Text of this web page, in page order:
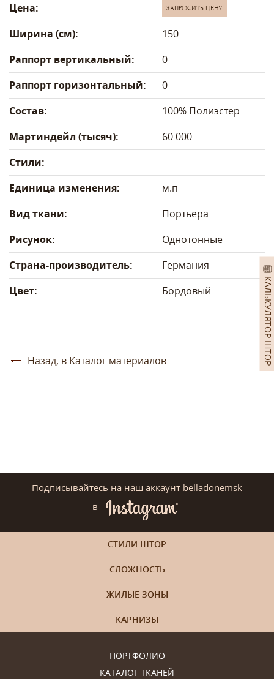
КАЛЬКУЛЯТОР ШТОР
Цена: ЗАПРОСИТЬ ЦЕНУ
Ширина (см):
150
Раппорт вертикальный:
0
Раппорт горизонтальный:
0
Состав:
100% Полиэстер
Мартиндейл (тысяч):
60 000
Стили:
Единица изменения:
м.п
Вид ткани:
Портьера
Рисунок:
Однотонные
Страна-производитель:
Германия
Цвет:
Бордовый
Назад, в Каталог материалов
Подписывайтесь на наш аккаунт belladonemsk
в
ПОРТФОЛИО
КАТАЛОГ ТКАНЕЙ
СТИЛИ ШТОР
СЛОЖНОСТЬ
ЖИЛЫЕ ЗОНЫ
КАРНИЗЫ